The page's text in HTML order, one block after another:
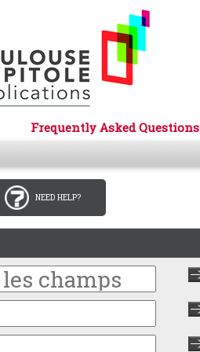
Frequently Asked Questions
NEED HELP?